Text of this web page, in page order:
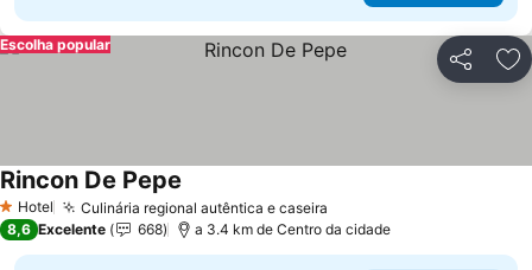
Partilhar
Escolha popular
1 Estrelas
Hotel Culinária regional autêntica e caseira
Rincon De Pepe
8,6 Excelente 668 a 3.4 km de Centro da cidade